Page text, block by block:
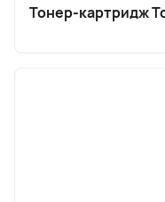
Тонер-картридж